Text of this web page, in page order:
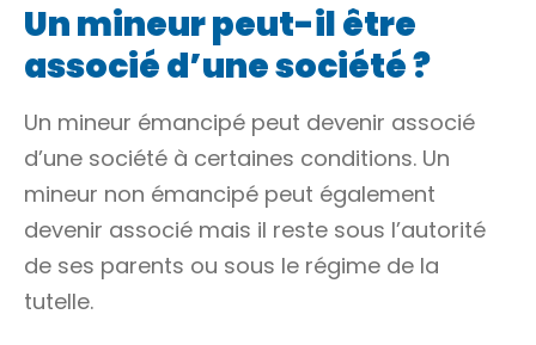
Un mineur peut-il être
associé d’une société ?
Un mineur émancipé peut devenir associé
d’une société à certaines conditions. Un
mineur non émancipé peut également
devenir associé mais il reste sous l’autorité
de ses parents ou sous le régime de la
tutelle.